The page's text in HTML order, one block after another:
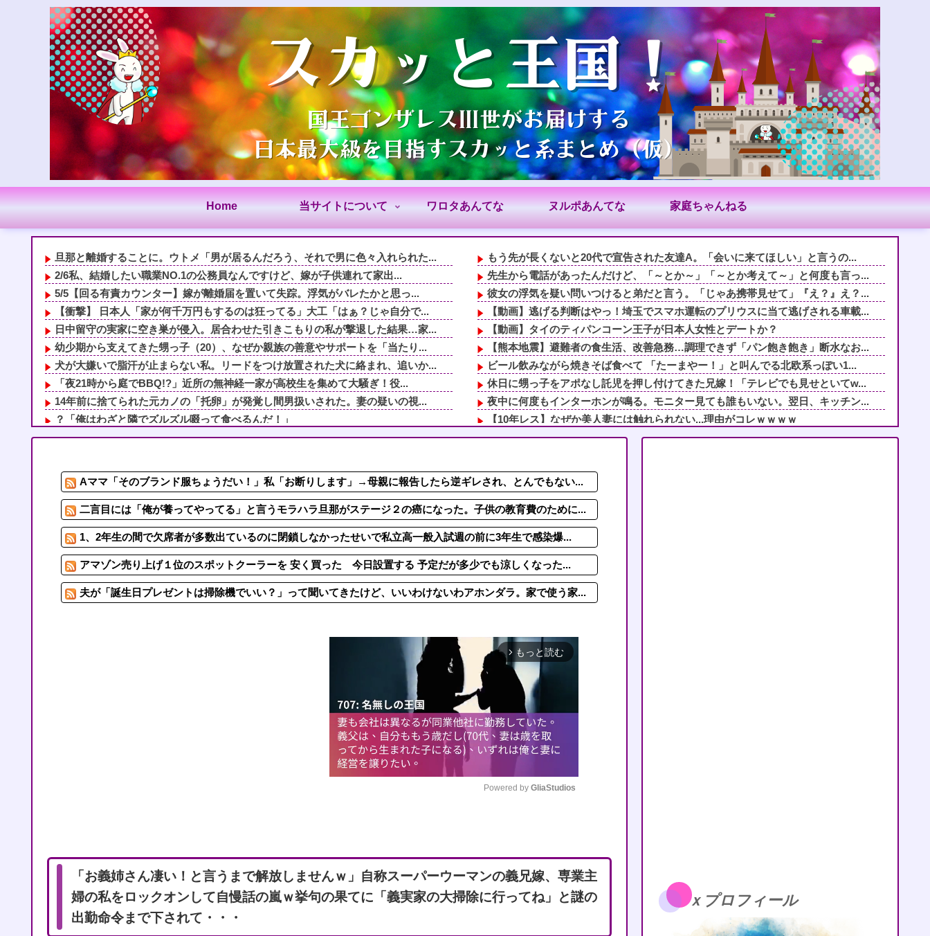
Home 当サイトについて ワロタあんてな ヌルポあんてな 家庭ちゃんねる
旦那と離婚することに。ウトメ「男が居るんだろう、それで男に色々入れられた...
2/6私、結婚したい職業NO.1の公務員なんですけど、嫁が子供連れて家出...
5/5【回る有責カウンター】嫁が離婚届を置いて失踪。浮気がバレたかと思っ...
【衝撃】 日本人「家が何千万円もするのは狂ってる」大工「はぁ？じゃ自分で...
日中留守の実家に空き巣が侵入。居合わせた引きこもりの私が撃退した結果…家...
幼少期から支えてきた甥っ子（20）、なぜか親族の善意やサポートを「当たり...
犬が大嫌いで脂汗が止まらない私。リードをつけ放置された犬に絡まれ、追いか...
「夜21時から庭でBBQ!?」近所の無神経一家が高校生を集めて大騒ぎ！役...
14年前に捨てられた元カノの「托卵」が発覚し間男扱いされた。妻の疑いの視...
？「俺はわざと隣でズルズル啜って食べるんだ！」
夫「嫁がメシマズで困ってるんだよ。毎日つれーわｗ」義両親「なに！食べに行...
子なし保育士の義兄夫婦、上から目線で育児アドバイスされる日々に限界！「こ...
4/5【回る有責カウンター】嫁が離婚届を置いて失踪。浮気がバレたかと思っ...
「夜21時から庭でBBQ!?」近所の無神経一家が高校生を集めて大騒ぎ！役...
もう先が長くないと20代で宣告された友達A。「会いに来てほしい」と言うの...
先生から電話があったんだけど、「～とか～」「～とか考えて～」と何度も言っ...
彼女の浮気を疑い問いつけると弟だと言う。「じゃあ携帯見せて」『え？』え？...
【動画】逃げる判断はやっ！埼玉でスマホ運転のプリウスに当て逃げされる車載...
【動画】タイのティパンコーン王子が日本人女性とデートか？
【熊本地震】避難者の食生活、改善急務…調理できず「パン飽き飽き」断水なお...
ビール飲みながら焼きそば食べて 「たーまやー！」と叫んでる北欧系っぽい1...
休日に甥っ子をアポなし託児を押し付けてきた兄嫁！「テレビでも見せといてw...
夜中に何度もインターホンが鳴る。モニター見ても誰もいない。翌日、キッチン...
【10年レス】なぜか美人妻には触れられない...理由がコレｗｗｗｗ
子なし保育士の義兄夫婦、上から目線で育児アドバイスされる日々に限界！「こ...
二言目には「俺が養ってやってる」と言うモラハラ旦那がステージ２の癌になっ...
2/2【本日の恐怖体験】ワイの今回の現場は廃病院。病室バラしとったらふと...
告白してきた会社の同僚と結婚したが１か月たたずにレスに→俺「〇〇だから夜...
Aママ「そのブランド服ちょうだい！」私「お断りします」→母親に報告したら逆ギレされ、とんでもない...
二言目には「俺が養ってやってる」と言うモラハラ旦那がステージ２の癌になった。子供の教育費のために...
1、2年生の間で欠席者が多数出ているのに閉鎖しなかったせいで私立高一般入試週の前に3年生で感染爆...
アマゾン売り上げ１位のスポットクーラーを 安く買った 今日設置する 予定だが多少でも涼しくなった...
夫が「誕生日プレゼントは掃除機でいい？」って聞いてきたけど、いいわけないわアホンダラ。家で使う家...
arrow_forward_ios もっと読む
e
Powered by GliaStudios
「お義姉さん凄い！と言うまで解放しませんｗ」自称スーパーウーマンの義兄嫁、専業主
婦の私をロックオンして自慢話の嵐ｗ挙句の果てに「義実家の大掃除に行ってね」と謎の
出勤命令まで下されて・・・
ｘプロフィール